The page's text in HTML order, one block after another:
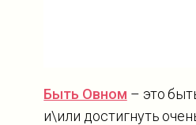
Быть Овном – это
и\или достигнуть